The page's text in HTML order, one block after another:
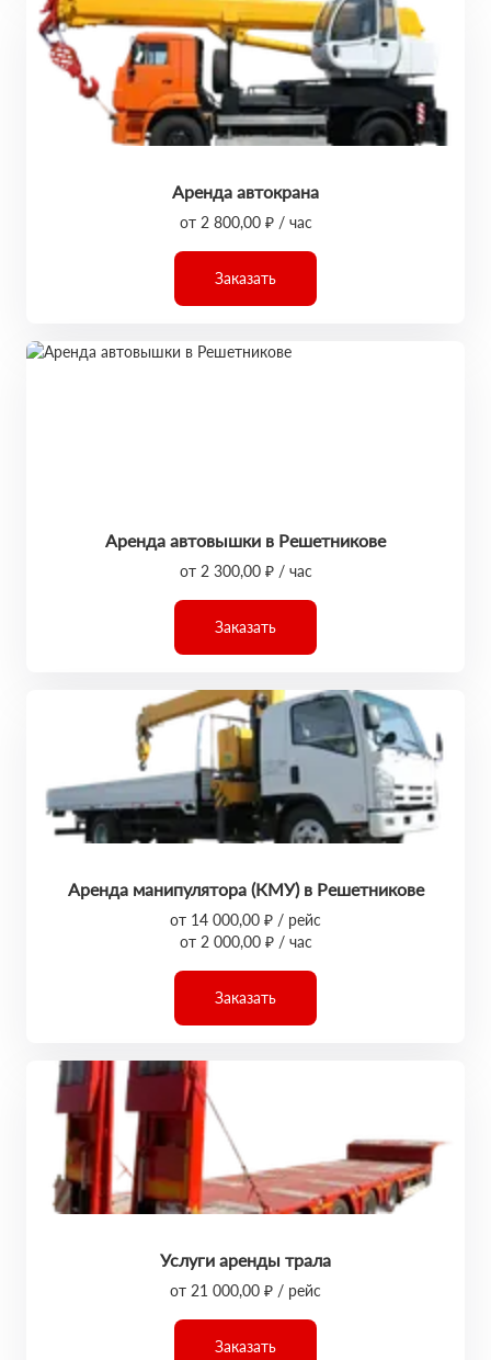
Аренда автокрана
от 2 800,00 ₽ / час
Заказать
Аренда автовышки в Решетникове
от 2 300,00 ₽ / час
Заказать
Аренда манипулятора (КМУ) в Решетникове
от 14 000,00 ₽ / рейс
от 2 000,00 ₽ / час
Заказать
Услуги аренды трала
от 21 000,00 ₽ / рейс
Заказать